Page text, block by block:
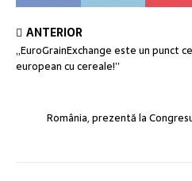
ANTERIOR
„EuroGrainExchange este un punct
european cu cereale!”
România, prezentă la